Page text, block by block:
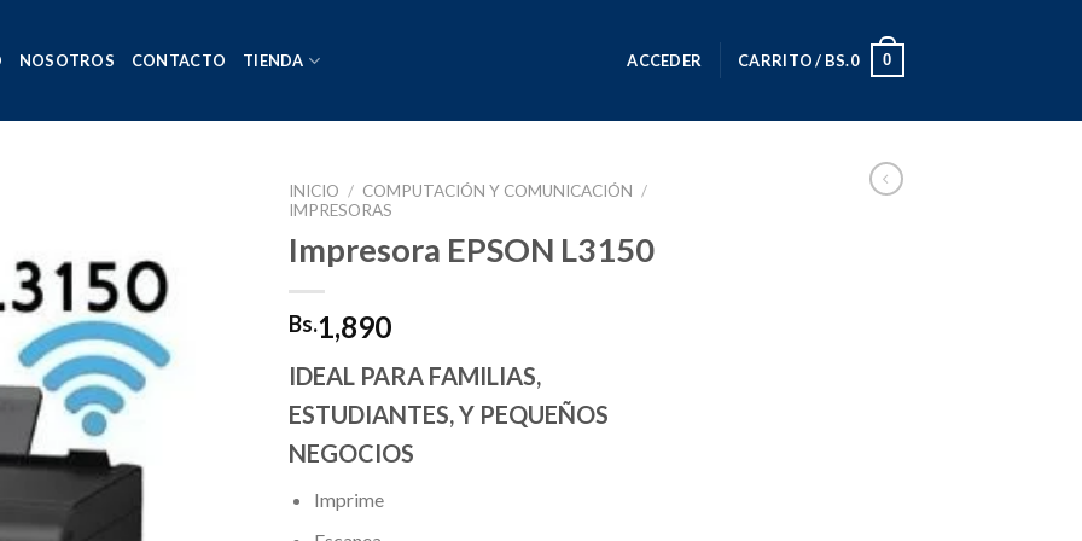
NOSOTROS CONTACTO TIENDA ACCEDER CARRITO / BS.0 0
INICIO / COMPUTACIÓN Y COMUNICACIÓN /
IMPRESORAS
Impresora EPSON L3150
Bs.1,890
IDEAL PARA FAMILIAS,
ESTUDIANTES, Y PEQUEÑOS
NEGOCIOS
Imprime